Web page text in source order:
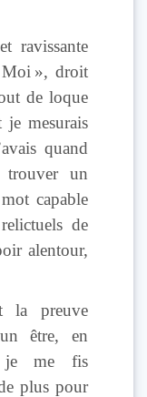
ravissante
Moi », droit
de loque
mesurais
quand
trouver un
capable
de
alentour,
la preuve
être, en
je me fis
plus pour